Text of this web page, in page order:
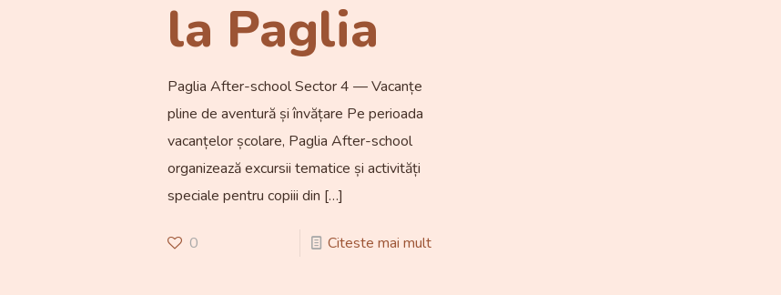
la Paglia
Paglia After-school Sector 4 — Vacanțe
pline de aventură și învățare Pe perioada
vacanțelor școlare, Paglia After-school
organizează excursii tematice și activități
speciale pentru copiii din […]
0 Citeste mai mult